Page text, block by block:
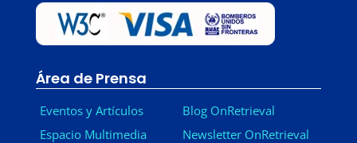
Área de Prensa
Eventos y Artículos
Espacio Multimedia
Blog OnRetrieval
Newsletter OnRetrieval